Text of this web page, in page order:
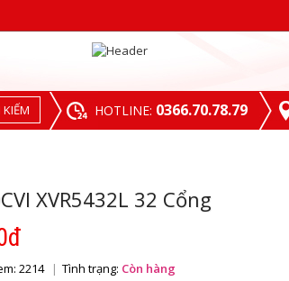
KIẾM HOTLINE: 0366.70.78.79
XVR5432L 32 Cổng
2214 Tình trạng: Còn hàng